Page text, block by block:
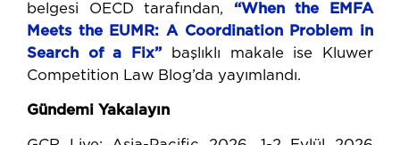
belgesi OECD tarafından, “When the EMFA
Meets the EUMR: A Coordination Problem in
Search of a Fix” başlıklı makale ise Kluwer
Competition Law Blog’da yayımlandı.
Gündemi Yakalayın